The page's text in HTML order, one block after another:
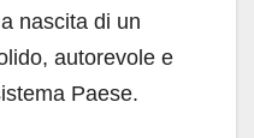
nascita di un
autorevole e
Paese.